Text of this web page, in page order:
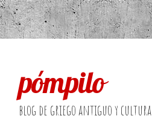
pómpilo
blog de griego antiguo y